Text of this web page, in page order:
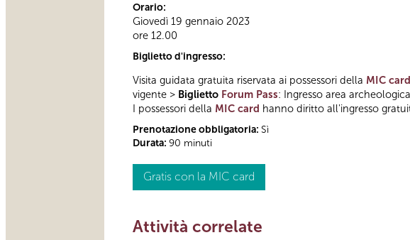
Orario:
Giovedì 19 gennaio 2023
ore 12.00
Biglietto d'ingresso:
Visita guidata gratuita riservata ai possessori della MIC card
vigente > Biglietto Forum Pass: Ingresso area
I possessori della MIC card hanno diritto all'ingresso
Prenotazione obbligatoria: Sì
Durata: 90 minuti
Gratis con la MIC card
Attività correlate